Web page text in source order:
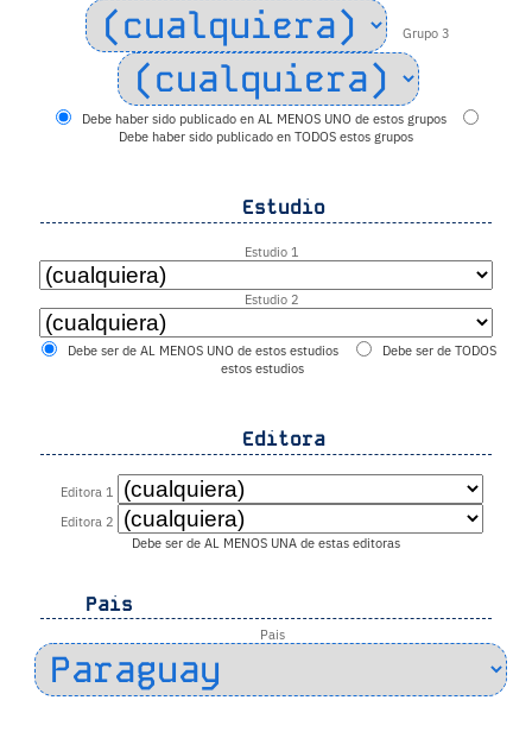
Grupo 3
Debe haber sido publicado en AL MENOS UNO de estos grupos
Debe haber sido publicado en TODOS estos grupos
Estudio
Estudio 1
Estudio 2
Debe ser de AL MENOS UNO de estos estudios
Debe ser de TODOS
estos estudios
Editora
Editora 1
Editora 2
Debe ser de AL MENOS UNA de estas editoras
Pais
Pais